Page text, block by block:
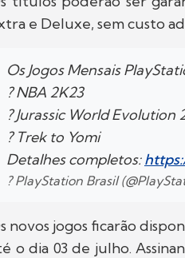
e Deluxe, sem custo
Os Jogos Mensais
? NBA 2K23
? Jurassic World Evolution
? Trek to Yomi
Detalhes completos:
? PlayStation Brasil
novos jogos ficarão
o dia 03 de julho.